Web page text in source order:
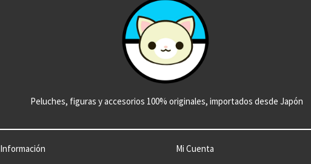
Peluches, figuras y accesorios 100% originales, importados desde Japón
Información Mi Cuenta